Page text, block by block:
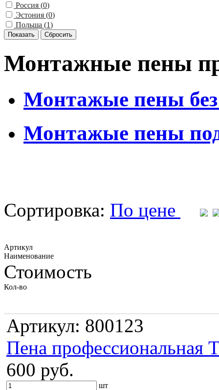
Россия (0)
Эстония (0)
Польша (1)
Монтажные пены
Монтажые пены без
Монтажые пены
Сортировка: По цене
Артикул
Наименование
Стоимость
Кол-во
Артикул: 800123
Пена профессиональная
600 руб.
шт